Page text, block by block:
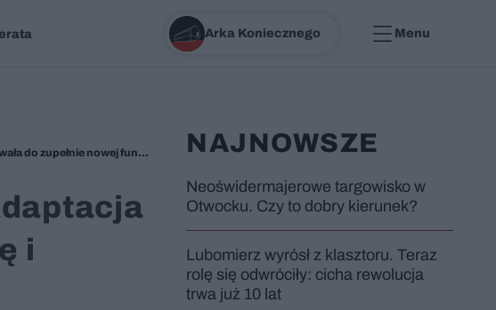
Arka Koniecznego Menu
Blizny budynku ujrzały światło dzienne. Adaptacja fabryki Vapor Cortès uwypukiła jej historię i przygotowała do zupełnie nowej funkcji
i
NAJNOWSZE
Neoświdermajerowe targowisko w
Otwocku. Czy to dobry kierunek?
Lubomierz wyrósł z klasztoru. Teraz
rolę się odwróciły: cicha rewolucja
trwa już 10 lat